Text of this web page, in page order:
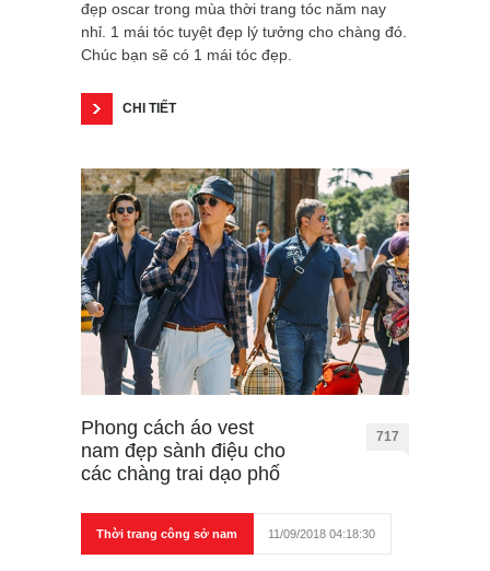
đẹp oscar trong mùa thời trang tóc năm nay
nhỉ. 1 mái tóc tuyệt đẹp lý tưởng cho chàng đó.
Chúc bạn sẽ có 1 mái tóc đẹp.
CHI TIẾT
Phong cách áo vest
nam đẹp sành điệu cho
các chàng trai dạo phố
717
Thời trang công sở nam 11/09/2018 04:18:30